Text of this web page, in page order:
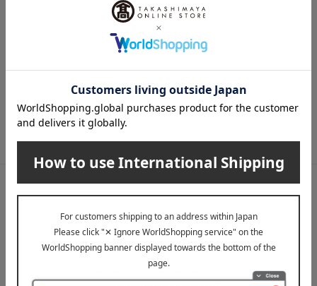
メールマガジン
送料無料クーポンやキャンペーン、新着・SALE・おすすめ商品な
ど、「高島屋オンラインストア」のお得＆うれしい情報をお届けい
メールマガジンについて詳しく見る
LINE公式アカウント
高島屋オンラインストアLINE公式アカウントでは百貨店ならではの
名品やお得な最新情報を配信中！